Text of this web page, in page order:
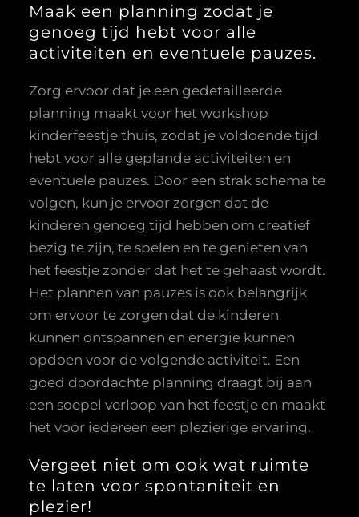
Maak een planning zodat je
genoeg tijd hebt voor alle
activiteiten en eventuele pauzes.
Zorg ervoor dat je een gedetailleerde
planning maakt voor het workshop
kinderfeestje thuis, zodat je voldoende tijd
hebt voor alle geplande activiteiten en
eventuele pauzes. Door een strak schema te
volgen, kun je ervoor zorgen dat de
kinderen genoeg tijd hebben om creatief
bezig te zijn, te spelen en te genieten van
het feestje zonder dat het te gehaast wordt.
Het plannen van pauzes is ook belangrijk
om ervoor te zorgen dat de kinderen
kunnen ontspannen en energie kunnen
opdoen voor de volgende activiteit. Een
goed doordachte planning draagt bij aan
een soepel verloop van het feestje en maakt
het voor iedereen een plezierige ervaring.
Vergeet niet om ook wat ruimte
te laten voor spontaniteit en
plezier!